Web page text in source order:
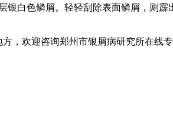
白色鳞屑。轻轻刮除表面鳞屑，则霹
欢迎咨询郑州市银屑病研究所在线专